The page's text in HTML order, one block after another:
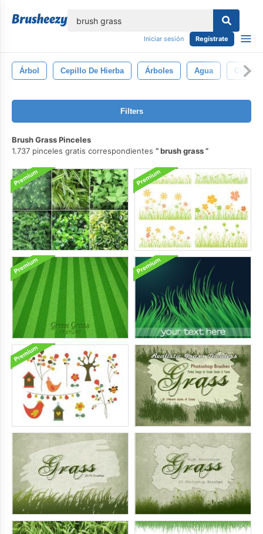
Iniciar sesión Regístrate
Árbol Cepillo De Hierba Árboles Agua Cielo
Filters
Brush Grass Pinceles
1.737 pinceles gratis correspondientes
brush grass